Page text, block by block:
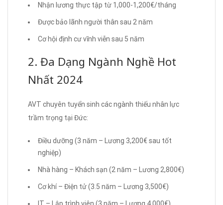
Nhận lương thực tập từ 1,000-1,200€/tháng
Được bảo lãnh người thân sau 2 năm
Cơ hội định cư vĩnh viễn sau 5 năm
2. Đa Dạng Ngành Nghề Hot
Nhất 2024
AVT chuyên tuyển sinh các ngành thiếu nhân lực
trầm trọng tại Đức:
Điều dưỡng (3 năm – Lương 3,200€ sau tốt
nghiệp)
Nhà hàng – Khách sạn (2 năm – Lương 2,800€)
Cơ khí – Điện tử (3.5 năm – Lương 3,500€)
IT – Lập trình viên (3 năm – Lương 4,000€)